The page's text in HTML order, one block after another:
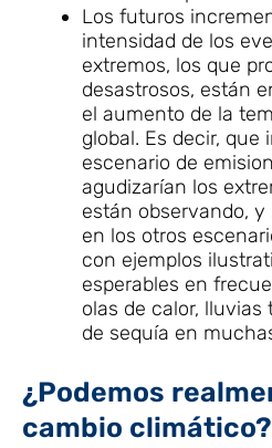
Los futuros
intensidad de los
extremos, los que
desastrosos, están
el aumento de la
global. Es decir, que
escenario de
agudizarían los
están observando,
en los otros
con ejemplos
esperables en
olas de calor, lluvias
de sequía en
¿Podemos
cambio climático?